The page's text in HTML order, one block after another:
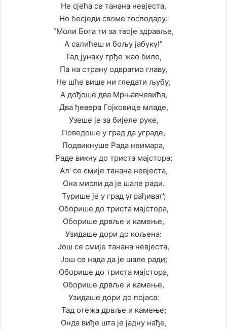
Не сјећа се танана невјеста,
Но бесједи своме господару:
“Моли Бога ти за твоје здравље,
А салићеш и бољу јабуку!”
Тад јунаку грђе жао било,
Па на страну одвратио главу,
Не шће више ни гледати љубу;
А дођоше два Мрњавчевића,
Два ђевера Гојковице младе,
Узеше је за бијеле руке,
Поведоше у град да уграде,
Подвикнуше Рада неимара,
Раде викну до триста мајстора;
Ал’ се смије танана невјеста,
Она мисли да је шале ради.
Турише је у град уграђиват’;
Оборише до триста мајстора,
Оборише дрвље и камење,
Узидаше дори до кољена:
Још се смије танана невјеста,
Још се нада да је шале ради;
Оборише до триста мајстора,
Оборише дрвље и камење,
Узидаше дори до појаса:
Тад отежа дрвље и камење;
Онда виђе шта је јадну нађе,